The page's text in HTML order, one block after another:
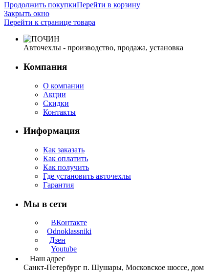
Продолжить покупкиПерейти в корзину
Закрыть окно
Перейти к странице товара
Авточехлы - производство, продажа, установка
Компания
О компании
Акции
Скидки
Контакты
Информация
Как заказать
Как оплатить
Как получить
Где установить авточехлы
Гарантия
Мы в сети
ВКонтакте
Odnoklassniki
Дзен
Youtube
Наш адрес
Санкт-Петербург п. Шушары, Московское шоссе, дом